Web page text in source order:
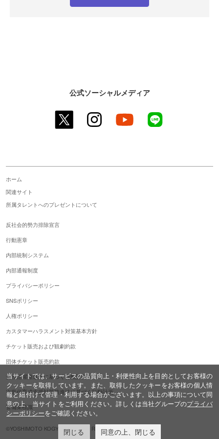
公式ソーシャルメディア
twitter instagram youtube
ホーム
関連サイト
所属タレントへのプレゼントについて
反社会的勢力排除宣言
行動憲章
内部統制システム
内部通報制度
プライバシーポリシー
SNSポリシー
人権ポリシー
カスタマーハラスメント対策基本方針
チケット販売および観劇約款
団体チケット販売約款
女性活躍推進法に基づく行動計画
次世代育成支援対策推進法に基づく行動計画
警備業標識
©YOSHIMOTO KOGYO,ALL Rights Reserved.
当サイトでは、サービスの品質向上・利便性向上を目的としてお客様の
クッキーを取得しています。また、取得したクッキーをお客様の個人情
報と紐付けて管理・利用する場合がございます。以上の事項について同
意の上、当サイトをご利用ください。詳しくは当社グループのプライバ
シーポリシーをご確認ください。
閉じる 同意の上、閉じる